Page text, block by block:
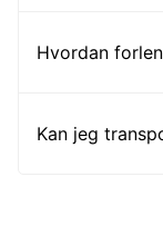
Hvordan
Kan jeg